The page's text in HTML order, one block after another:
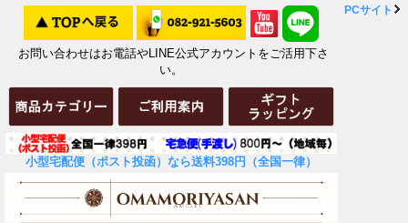
お問い合わせはお電話やLINE公式アカウントをご活用下さ
い。
小型宅配便（ポスト投函）なら送料398円（全国一律）
PCサイト